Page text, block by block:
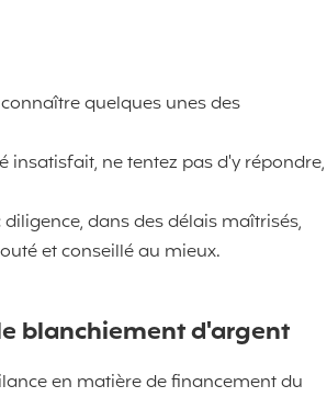
quelques unes des
ne tentez pas d'y répondre,
dans des délais maîtrisés,
et conseillé au mieux.
blanchiement d'argent
en matière de financement du